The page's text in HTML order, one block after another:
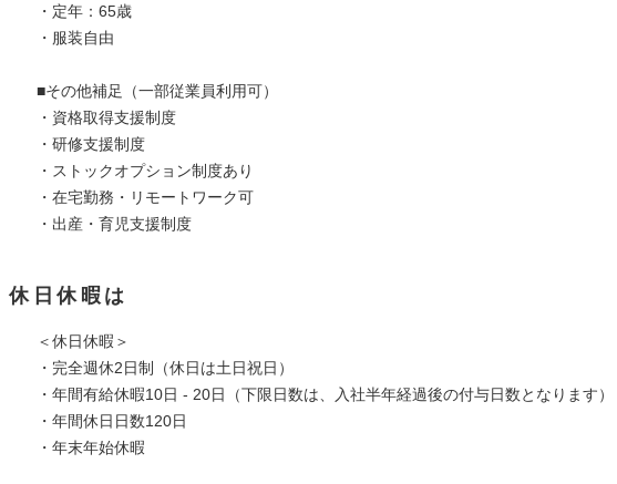
・定年：65歳
・服装自由
■その他補足（一部従業員利用可）
・資格取得支援制度
・研修支援制度
・ストックオプション制度あり
・在宅勤務・リモートワーク可
・出産・育児支援制度
休日休暇は
＜休日休暇＞
・完全週休2日制（休日は土日祝日）
・年間有給休暇10日 - 20日（下限日数は、入社半年経過後の付与日数となります）
・年間休日日数120日
・年末年始休暇